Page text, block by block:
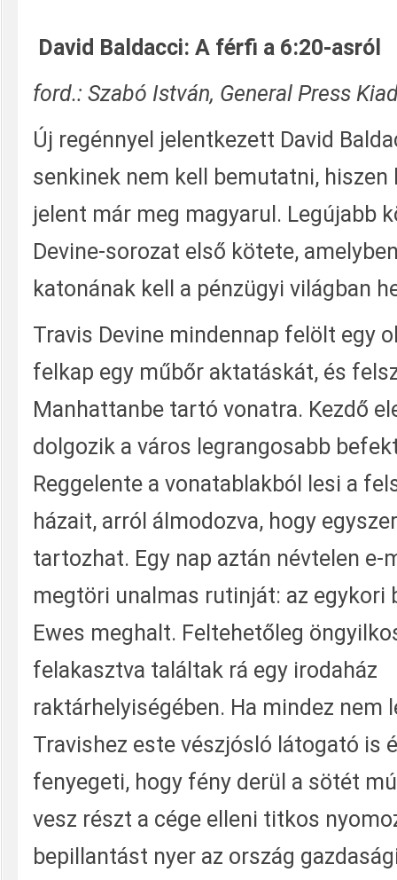
David Baldacci: A férfi a 6:20-asról
ford.: Szabó István, General Press
Új regénnyel jelentkezett David
senkinek nem kell bemutatni, hiszen
jelent már meg magyarul. Legújabb
Devine-sorozat első kötete,
katonának kell a pénzügyi világban
Travis Devine mindennap felölt egy
felkap egy műbőr aktatáskát, és
Manhattanbe tartó vonatra. Kezdő
dolgozik a város legrangosabb
Reggelente a vonatablakból lesi a
házait, arról álmodozva, hogy
tartozhat. Egy nap aztán névtelen e-
megtöri unalmas rutinját: az egykori
Ewes meghalt. Feltehetőleg
felakasztva találtak rá egy irodaház
raktárhelyiségében. Ha mindez nem
Travishez este vészjósló látogató is
fenyegeti, hogy fény derül a sötét
vesz részt a cége elleni titkos
bepillantást nyer az ország